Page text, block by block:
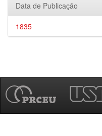
Data de Publicação
1835